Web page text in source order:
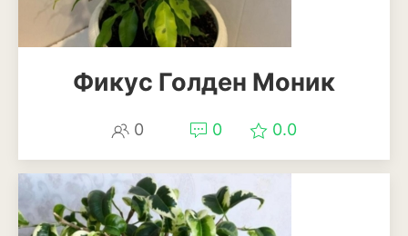
Фикус Голден Моник
0 0 0.0